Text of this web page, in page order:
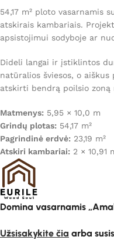
54,17 m² ploto vasarnamis
atskirais kambariais.
apsistojimui sodyboje ar
Dideli langai ir įstiklintos
natūralios šviesos, o
atskirti bendrą poilsio
Matmenys: 5,95 × 10,0 m
Grindų plotas: 54,17 m²
Pagrindinė erdvė: 23,19 m²
Atskiri kambariai: 2 × 10,91
Domina vasarnamis
Užsisakykite čia arba